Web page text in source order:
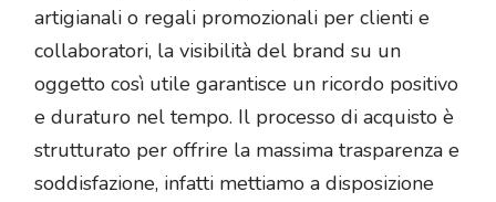
artigianali o regali promozionali per clienti e
collaboratori, la visibilità del brand su un
oggetto così utile garantisce un ricordo positivo
e duraturo nel tempo. Il processo di acquisto è
strutturato per offrire la massima trasparenza e
soddisfazione, infatti mettiamo a disposizione